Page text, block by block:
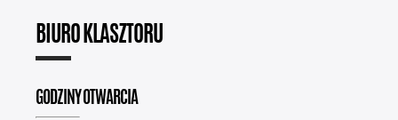
BIURO KLASZTORU
GODZINY OTWARCIA